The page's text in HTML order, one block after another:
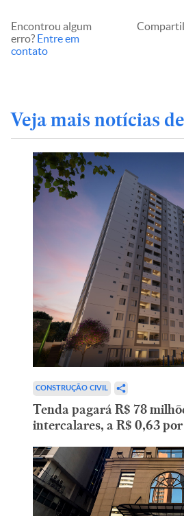
Encontrou algum
erro? Entre em
contato
Veja mais notícias
CONSTRUÇÃO CIVIL
Tenda pagará R$ 78
intercalares, a R$ 0,63